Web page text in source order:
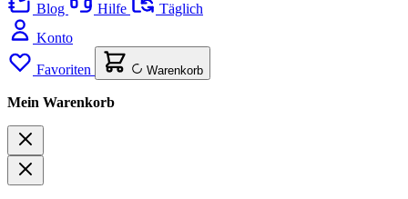
Blog
Hilfe
Täglich
Konto
Favoriten Warenkorb
Mein Warenkorb